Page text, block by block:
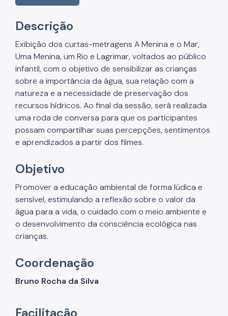
Estudos Ambientais
Produtos Perigosos
TCA - Termo de Compromisso Ambiental
Motogeradores
IPVA
Fiscalização Ambiental
Defesa e Valorização Ambiental
TAC - Termo de Ajustamento de Conduta
Mudanças Climáticas
Comitê do Clima
Inventário de GEE
Plano de Ação Climática
COMFROTA-SP
Planos
Mata Atlântica
Descrição
Exibição dos curtas-metragens A Menina e o Mar,
Uma Menina, um Rio e Lagrimar, voltados ao público
infantil, com o objetivo de sensibilizar as crianças
sobre a importância da água, sua relação com a
natureza e a necessidade de preservação dos
recursos hídricos. Ao final da sessão, será realizada
uma roda de conversa para que os participantes
possam compartilhar suas percepções, sentimentos
e aprendizados a partir dos filmes.
Objetivo
Promover a educação ambiental de forma lúdica e
sensível, estimulando a reflexão sobre o valor da
água para a vida, o cuidado com o meio ambiente e
o desenvolvimento da consciência ecológica nas
crianças.
Coordenação
Bruno Rocha da Silva
Facilitação